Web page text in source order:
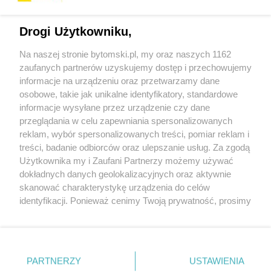
Wydawca mediów lokalnych
Nie zapomnij
zapoznać się z:
polityką prywatności regulamin korzystania z portali
Twojemiasto
Piekary Śląskie
Chorzów
Tarnowskie Góry
Gliwice
Skontaktuj sięz nami
Kontakt
Wydawca
Pogoda
Drogi Użytkowniku,
Na naszej stronie bytomski.pl, my oraz naszych 1162
zaufanych partnerów uzyskujemy dostęp i przechowujemy
informacje na urządzeniu oraz przetwarzamy dane
osobowe, takie jak unikalne identyfikatory, standardowe
informacje wysyłane przez urządzenie czy dane
przeglądania w celu zapewniania spersonalizowanych
reklam, wybór spersonalizowanych treści, pomiar reklam i
treści, badanie odbiorców oraz ulepszanie usług. Za zgodą
Użytkownika my i Zaufani Partnerzy możemy używać
dokładnych danych geolokalizacyjnych oraz aktywnie
skanować charakterystykę urządzenia do celów
identyfikacji. Ponieważ cenimy Twoją prywatność, prosimy
prywatności znajdujący się w lewym dolnym rogu strony
. Niektóre rodzaje przetwarzania danych nie wymagają
PARTNERZY USTAWIENIA